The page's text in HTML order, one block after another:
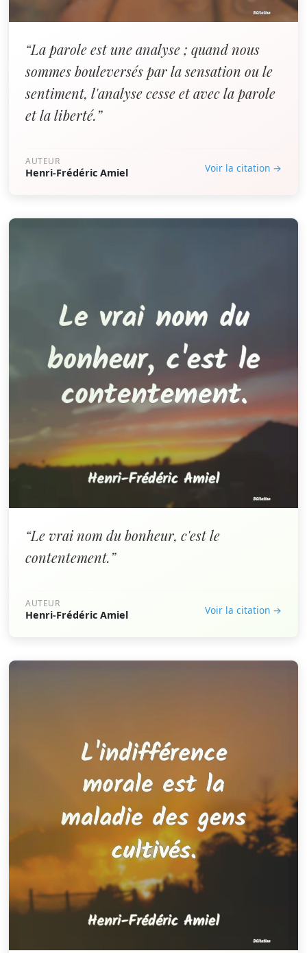
“La parole est une analyse ; quand nous
sommes bouleversés par la sensation ou le
sentiment, l'analyse cesse et avec la parole
et la liberté.”
AUTEUR
Henri-Frédéric Amiel Voir la citation →
“Le vrai nom du bonheur, c'est le
contentement.”
AUTEUR
Henri-Frédéric Amiel Voir la citation →